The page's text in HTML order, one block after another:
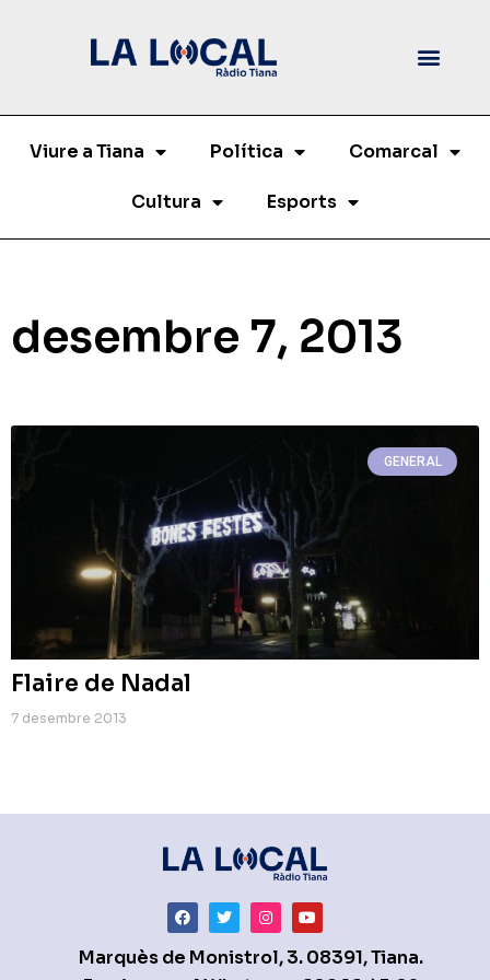
Viure a Tiana Política Comarcal
Cultura Esports
desembre 7, 2013
GENERAL
Flaire de Nadal
7 desembre 2013
Marquès de Monistrol, 3. 08391, Tiana.